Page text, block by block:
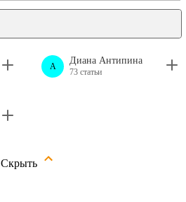
A
Диана Антипина
73 статьи
Скрыть